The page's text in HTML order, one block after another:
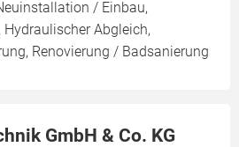
/ Einbau,
Abgleich,
Renovierung / Badsanierung
GmbH & Co. KG